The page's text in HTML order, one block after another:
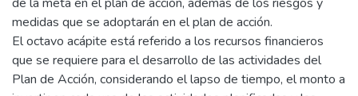
medidas que se adoptarán en el plan de acción.
El octavo acápite está referido a los recursos financieros
que se requiere para el desarrollo de las actividades del
Plan de Acción, considerando el lapso de tiempo, el monto a